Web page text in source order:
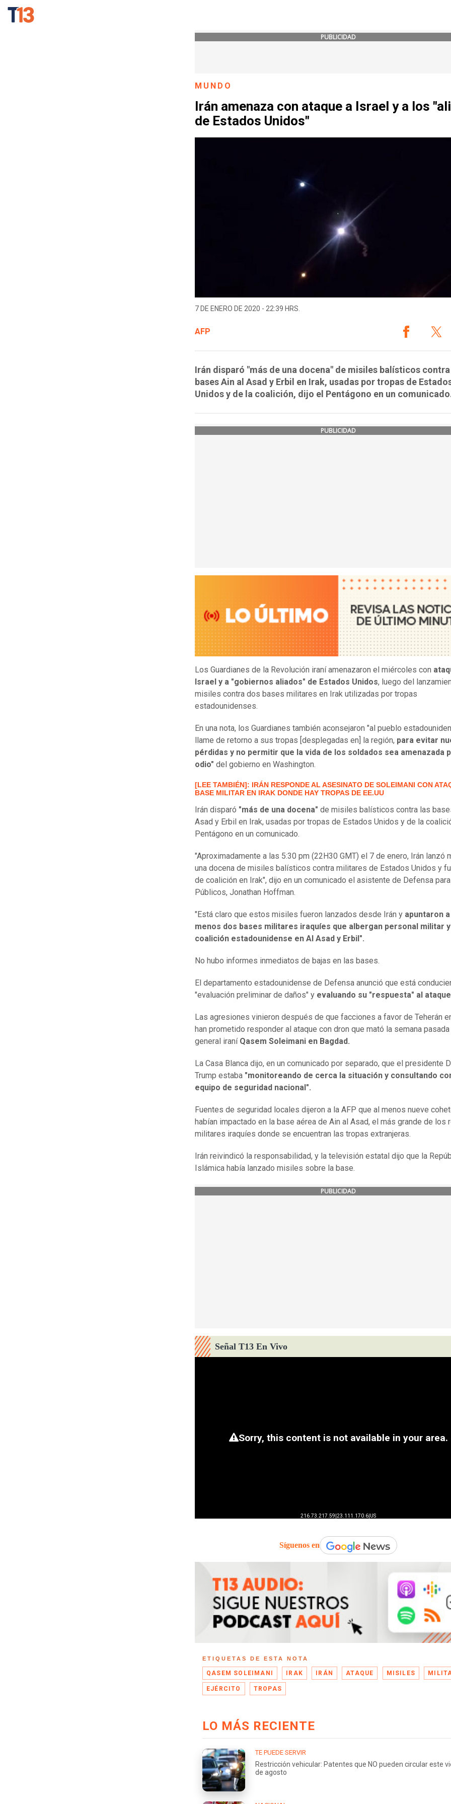
PUBLICIDAD
MUNDO
Irán amenaza con ataque a Israel y a los
de Estados Unidos"
7 DE ENERO DE 2020 - 22:39 HRS.
AFP
Irán disparó "más de una docena" de misiles balísticos
bases Ain al Asad y Erbil en Irak, usadas por tropas de
Unidos y de la coalición, dijo el Pentágono en un
PUBLICIDAD
Los Guardianes de la Revolución iraní amenazaron el miércoles con
Israel y a "gobiernos aliados" de Estados Unidos, luego del
misiles contra dos bases militares en Irak utilizadas por tropas
estadounidenses.
En una nota, los Guardianes también aconsejaron "al pueblo
llame de retorno a sus tropas [desplegadas en] la región, para evitar
pérdidas y no permitir que la vida de los soldados sea amenazada
odio" del gobierno en Washington.
[LEE TAMBIÉN]: IRÁN RESPONDE AL ASESINATO DE SOLEIMANI CON
BASE MILITAR EN IRAK DONDE HAY TROPAS DE EE.UU
Irán disparó "más de una docena" de misiles balísticos contra las
Asad y Erbil en Irak, usadas por tropas de Estados Unidos y de la
Pentágono en un comunicado.
"Aproximadamente a las 5:30 pm (22H30 GMT) el 7 de enero, Irán lanzó
una docena de misiles balísticos contra militares de Estados Unidos y
de coalición en Irak", dijo en un comunicado el asistente de Defensa
Públicos, Jonathan Hoffman.
"Está claro que estos misiles fueron lanzados desde Irán y apuntaron
menos dos bases militares iraquíes que albergan personal militar
coalición estadounidense en Al Asad y Erbil".
No hubo informes inmediatos de bajas en las bases.
El departamento estadounidense de Defensa anunció que está
"evaluación preliminar de daños" y evaluando su "respuesta" al ataque
Las agresiones vinieron después de que facciones a favor de Teherán
han prometido responder al ataque con dron que mató la semana pasada
general iraní Qasem Soleimani en Bagdad.
La Casa Blanca dijo, en un comunicado por separado, que el presidente
Trump estaba "monitoreando de cerca la situación y consultando
equipo de seguridad nacional".
Fuentes de seguridad locales dijeron a la AFP que al menos nueve
habían impactado en la base aérea de Ain al Asad, el más grande de los
militares iraquíes donde se encuentran las tropas extranjeras.
Irán reivindicó la responsabilidad, y la televisión estatal dijo que la
Islámica había lanzado misiles sobre la base.
PUBLICIDAD
Señal T13 En Vivo
Síguenos en
ETIQUETAS DE ESTA NOTA
QASEM SOLEIMANI IRAK IRÁN ATAQUE MISILES
EJÉRCITO TROPAS
LO MÁS RECIENTE
TE PUEDE SERVIR
Restricción vehicular: Patentes que NO pueden circular este
de agosto